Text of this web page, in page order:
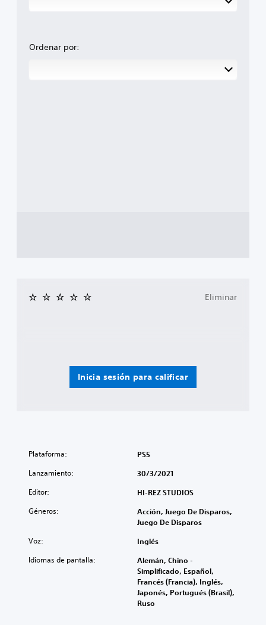
Ordenar por:
Inicia sesión para calificar
Eliminar
Plataforma: PS5
Lanzamiento: 30/3/2021
Editor: HI-REZ STUDIOS
Géneros:
Acción, Juego De Disparos,
Juego De Disparos
Voz: Inglés
Idiomas de pantalla:
Alemán, Chino -
Simplificado, Español,
Francés (Francia), Inglés,
Japonés, Portugués (Brasil),
Ruso